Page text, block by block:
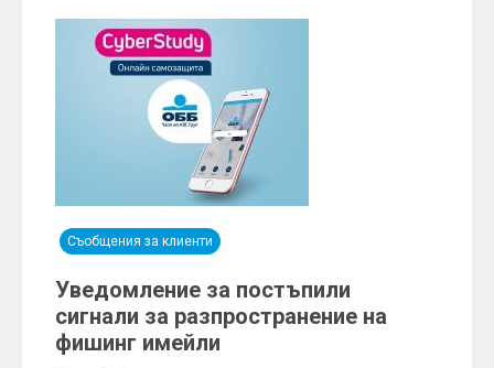
Съобщения за клиенти
Уведомление за постъпили
сигнали за разпространение на
фишинг имейли